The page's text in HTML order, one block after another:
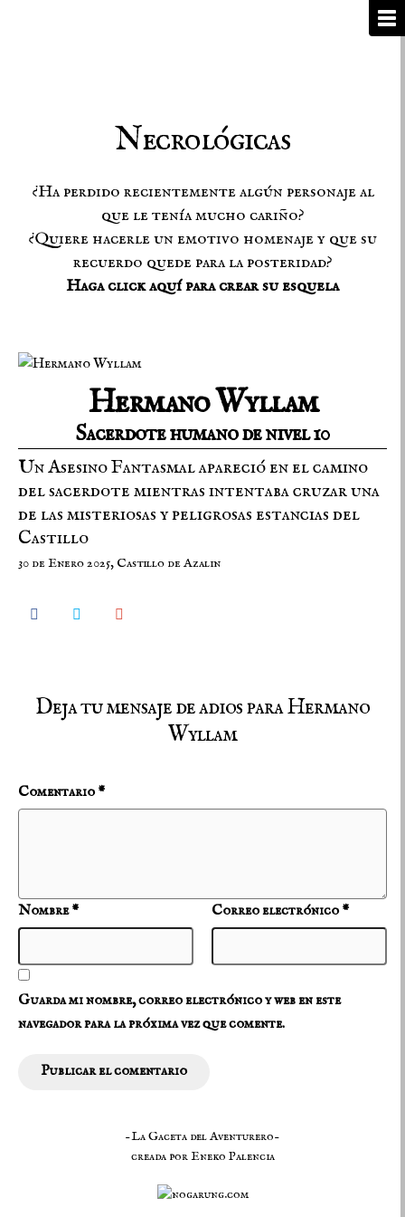
Necrológicas
¿Ha perdido recientemente algún personaje al
que le tenía mucho cariño?
¿Quiere hacerle un emotivo homenaje y que su
recuerdo quede para la posteridad?
Haga click aquí para crear su esquela
Hermano Wyllam
Sacerdote humano de nivel 10
Un Asesino Fantasmal apareció en el camino
del sacerdote mientras intentaba cruzar una
de las misteriosas y peligrosas estancias del
Castillo
30 de Enero 2025, Castillo de Azalin
  
Deja tu mensaje de adios para Hermano
Wyllam
Comentario*
Nombre* Correo electrónico*
Guarda mi nombre, correo electrónico y web en este
navegador para la próxima vez que comente.
-La Gaceta del Aventurero-
creada porEneko Palencia